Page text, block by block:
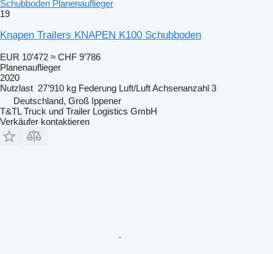
Schubboden Planenauflieger
19
Knapen Trailers KNAPEN K100 Schubboden
EUR 10’472 ≈ CHF 9’786
Planenauflieger
2020
Nutzlast 27’910 kg Federung Luft/LuftAchsenanzahl 3
Deutschland, Groß Ippener
T&TL Truck und Trailer Logistics GmbH
Verkäufer kontaktieren